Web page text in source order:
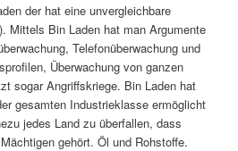
der hat eine unvergleichbare
Mittels Bin Laden hat man Argumente
Telefonüberwachung und
Überwachung von ganzen
sogar Angriffskriege. Bin Laden hat
gesamten Industrieklasse ermöglicht
jedes Land zu überfallen, dass
gehört. Öl und Rohstoffe.